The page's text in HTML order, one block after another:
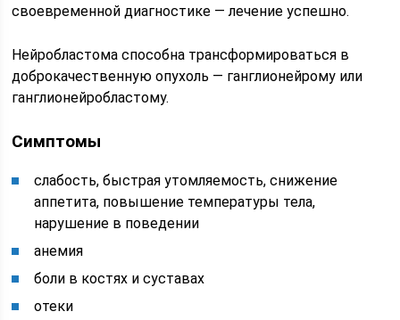
своевременной диагностике — лечение успешно.
Нейробластома способна трансформироваться в
доброкачественную опухоль — ганглионейрому или
ганглионейробластому.
Симптомы
слабость, быстрая утомляемость, снижение
аппетита, повышение температуры тела,
нарушение в поведении
анемия
боли в костях и суставах
отеки